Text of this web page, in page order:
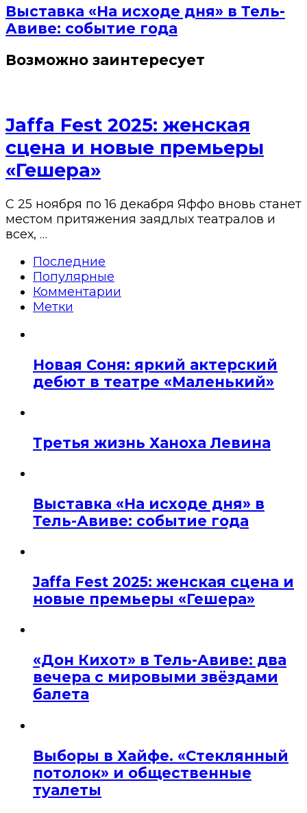
Выставка «На исходе дня» в Тель-
Авиве: событие года
Возможно заинтересует
Jaffa Fest 2025: женская
сцена и новые премьеры
«Гешера»
С 25 ноября по 16 декабря Яффо вновь станет
местом притяжения заядлых театралов и
всех, …
Последние
Популярные
Комментарии
Метки
Новая Соня: яркий актерский
дебют в театре «Маленький»
Третья жизнь Ханоха Левина
Выставка «На исходе дня» в
Тель-Авиве: событие года
Jaffa Fest 2025: женская сцена и
новые премьеры «Гешера»
«Дон Кихот» в Тель-Авиве: два
вечера с мировыми звёздами
балета
Выборы в Хайфе. «Стеклянный
потолок» и общественные
туалеты